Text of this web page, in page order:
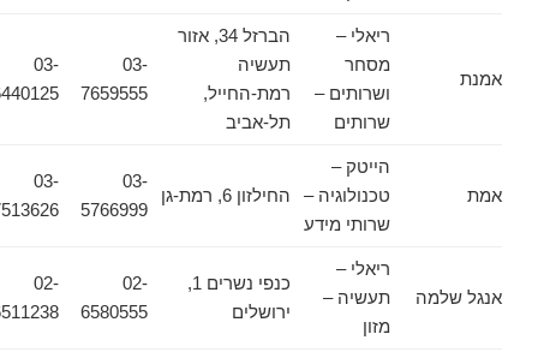
אמנת
ריאלי –
מסחר
ושרותים –
שרותים
הברזל 34, אזור
תעשיה
רמת-החייל,
תל-אביב
03-
7659555
03-
6440125
אמת
הייטק –
טכנולוגיה –
שרותי מידע
החילזון 6, רמת-גן
03-
5766999
03-
7513626
אנגל שלמה
ריאלי –
תעשיה –
מזון
כנפי נשרים 1,
ירושלים
02-
6580555
02-
6511238